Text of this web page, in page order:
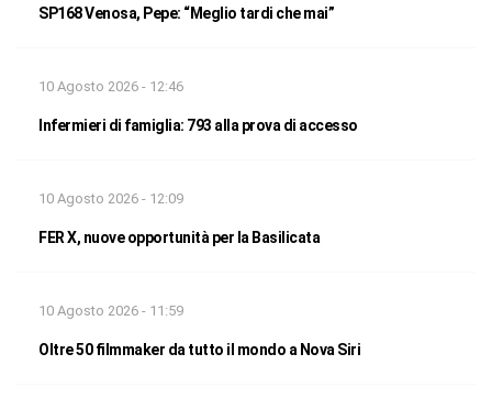
SP168 Venosa, Pepe: “Meglio tardi che mai”
10 Agosto 2026 - 12:46
Infermieri di famiglia: 793 alla prova di accesso
10 Agosto 2026 - 12:09
FER X, nuove opportunità per la Basilicata
10 Agosto 2026 - 11:59
Oltre 50 filmmaker da tutto il mondo a Nova Siri